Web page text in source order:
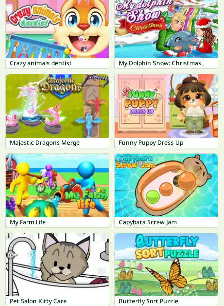
Crazy animals dentist My Dolphin Show: Christmas
Majestic Dragons Merge Funny Puppy Dress Up
My Farm Life Capybara Screw Jam
Pet Salon Kitty Care Butterfly Sort Puzzle